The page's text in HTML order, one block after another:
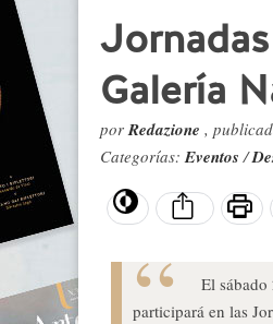
Galería
porRedazione ,
Categorías:Eventos/
El
participará en las